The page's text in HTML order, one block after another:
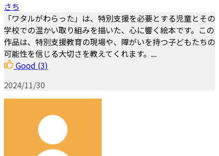
さち
「ワタルがわらった」は、特別支援を必要とする児童とその
学校での温かい取り組みを描いた、心に響く絵本です。この
作品は、特別支援教育の現場や、障がいを持つ子どもたちの
可能性を信じる大切さを教えてくれます。...
Good (3)
2024/11/30